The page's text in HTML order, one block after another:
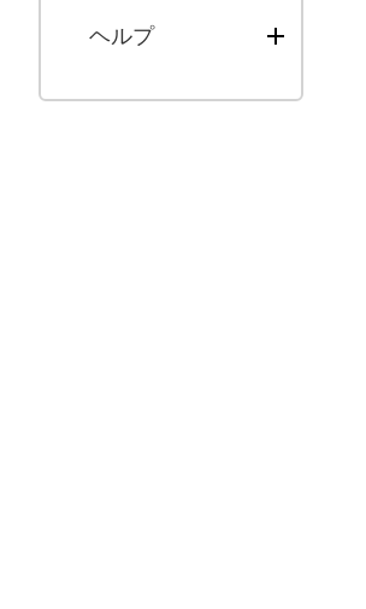
ヘルプ